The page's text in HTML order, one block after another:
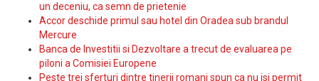
un deceniu, ca semn de prietenie
Accor deschide primul sau hotel din Oradea sub brandul
Mercure
Banca de Investitii si Dezvoltare a trecut de evaluarea pe
piloni a Comisiei Europene
Peste trei sferturi dintre tinerii romani spun ca nu isi permit